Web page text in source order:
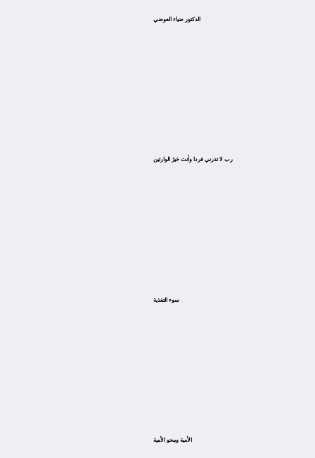
الدكتور ضياء العوضي
ﺭﺏ ﻻ ﺗﺬﺭﻧﻲ ﻓﺮﺩﺍ ﻭﺃﻧﺖ ﺧﻴﺮُ ﺍﻟﻮﺍﺭﺛﻴﻦ
سوء التغذية
الأمية ومحو الأمية